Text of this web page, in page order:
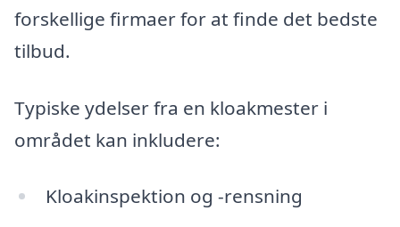
forskellige firmaer for at finde det bedste
tilbud.
Typiske ydelser fra en kloakmester i
området kan inkludere:
Kloakinspektion og -rensning